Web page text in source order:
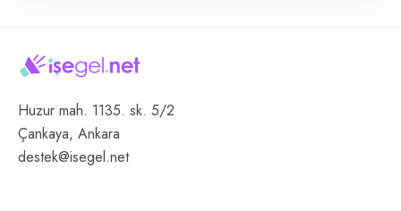
Huzur mah. 1135. sk. 5/2
Çankaya, Ankara
destek@isegel.net